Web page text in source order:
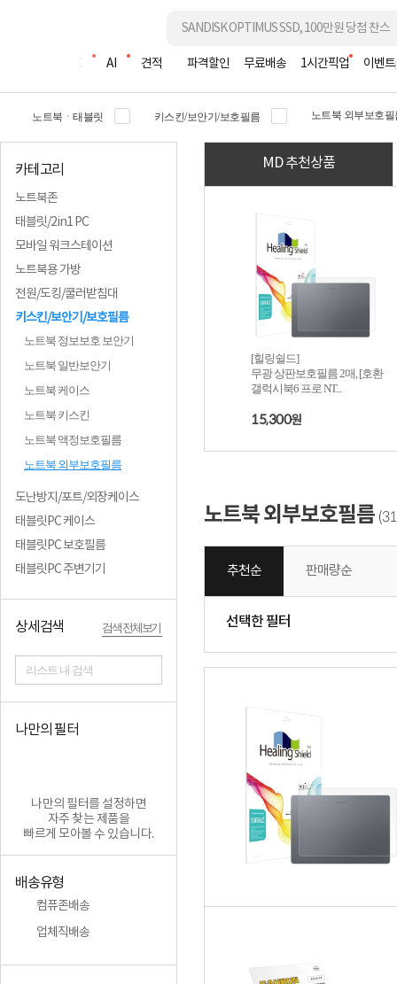
조립PC AI 견적 파격할인 무료배송 1시간픽업 이벤트
노트북ㆍ태블릿 키스킨/보안기/보호필름 노트북 외부보호필
카테고리
노트북존
태블릿/2in1 PC
모바일 워크스테이션
노트북용 가방
전원/도킹/쿨러받침대
키스킨/보안기/보호필름
노트북 정보보호 보안기
노트북 일반보안기
노트북 케이스
노트북 키스킨
노트북 액정보호필름
노트북 외부보호필름
도난방지/포트/외장케이스
태블릿PC 케이스
태블릿PC 보호필름
태블릿PC 주변기기
상세검색 검색 전체보기
리스트 내 검색
나만의 필터
나만의 필터를 설정하면
자주 찾는 제품을
빠르게 모아볼 수 있습니다.
배송유형
컴퓨존배송
업체직배송
MD 추천상품
[힐링쉴드]
무광 상판보호필름 2매, [호환
갤럭시북6 프로 NT...
15,300원
노트북 외부보호필름 (
추천순 판매량순
선택한 필터